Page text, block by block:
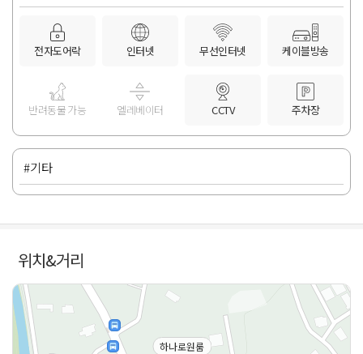
전자도어락 인터넷 무선인터넷 케이블방송
반려동물 가능 엘레베이터 CCTV 주차장
#기타
위치&거리
하나로원룸